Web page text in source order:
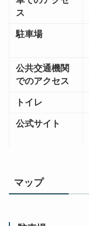
ス
駐車場
公共交通機関
でのアクセス
トイレ
公式サイト
マップ